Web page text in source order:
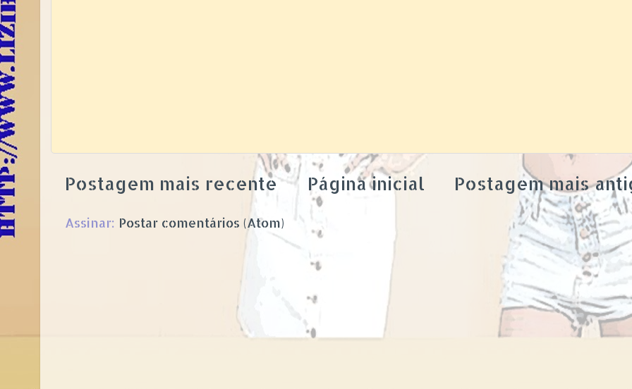
Postagem mais recente Postagem mais
Página inicial
Assinar: Postar comentários (Atom)